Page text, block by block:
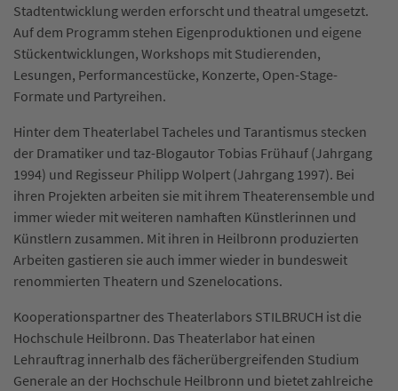
Stadtentwicklung werden erforscht und theatral umgesetzt.
Auf dem Programm stehen Eigenproduktionen und eigene
Stückentwicklungen, Workshops mit Studierenden,
Lesungen, Performancestücke, Konzerte, Open-Stage-
Formate und Partyreihen.
Hinter dem Theaterlabel Tacheles und Tarantismus stecken
der Dramatiker und taz-Blogautor Tobias Frühauf (Jahrgang
1994) und Regisseur Philipp Wolpert (Jahrgang 1997). Bei
ihren Projekten arbeiten sie mit ihrem Theaterensemble und
immer wieder mit weiteren namhaften Künstlerinnen und
Künstlern zusammen. Mit ihren in Heilbronn produzierten
Arbeiten gastieren sie auch immer wieder in bundesweit
renommierten Theatern und Szenelocations.
Kooperationspartner des Theaterlabors STILBRUCH ist die
Hochschule Heilbronn. Das Theaterlabor hat einen
Lehrauftrag innerhalb des fächerübergreifenden Studium
Generale an der Hochschule Heilbronn und bietet zahlreiche